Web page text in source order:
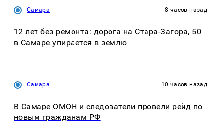
Самара 8 часов назад
12 лет без ремонта: дорога на Стара-Загора, 50
в Самаре упирается в землю
Самара 10 часов назад
В Самаре ОМОН и следователи провели рейд по
новым гражданам РФ